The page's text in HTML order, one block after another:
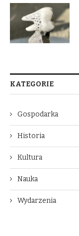
KATEGORIE
Gospodarka
Historia
Kultura
Nauka
Wydarzenia